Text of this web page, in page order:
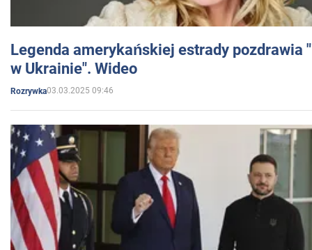
Legenda amerykańskiej estrady pozdrawia
w Ukrainie". Wideo
Rozrywka03.03.2025 09:46